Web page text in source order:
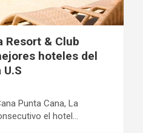
Resort & Club
hoteles del
Punta Cana, La
el hotel…